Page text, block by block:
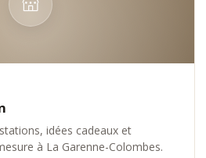
idées cadeaux et
à La Garenne-Colombes.